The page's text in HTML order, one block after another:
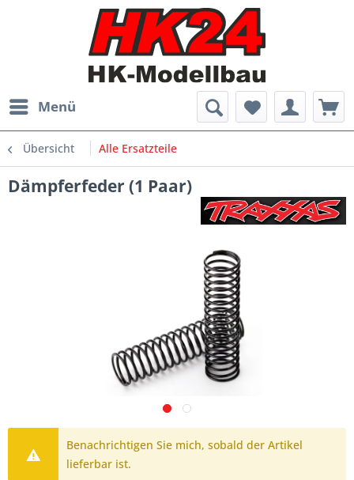
Menü
Übersicht Alle Ersatzteile
Dämpferfeder (1 Paar)
Benachrichtigen Sie mich, sobald der Artikel
lieferbar ist.